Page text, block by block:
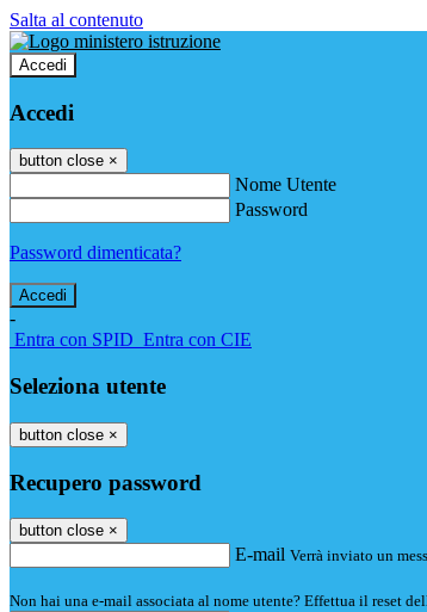
Salta al contenuto
Accedi
Accedi
button close ×
Nome Utente
Password
Password dimenticata?
-
Entra con SPID Entra con CIE
Seleziona utente
button close ×
Recupero password
button close ×
E-mail Verrà inviato un
Non hai una e-mail associata al nome utente? Effettua il reset